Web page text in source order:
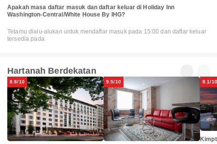
Apakah masa daftar masuk dan daftar keluar di Holiday Inn
Washington-Central/White House By IHG?
Tetamu dialu-alukan untuk mendaftar masuk pada 15:00 dan daftar keluar
tersedia pada
Hartanah Berdekatan
8.8/10 9.5/10 8.1/10